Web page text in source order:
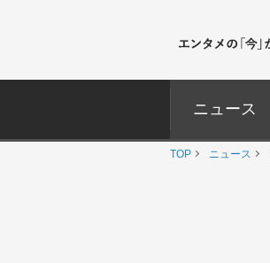
ニュース
TOP ニュース